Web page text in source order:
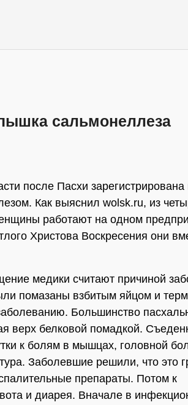
сальмонеллеза
после Пасхи
Как выяснил wolsk.ru, из
работают на одном
Христова Воскресения они
медики считают причиной
помазаны взбитым яйцом и
Большинство
верх белковой помадкой.
к болям в мышцах, головной
Заболевшие решили, что это
препараты. Потом к
и диарея. Вначале в